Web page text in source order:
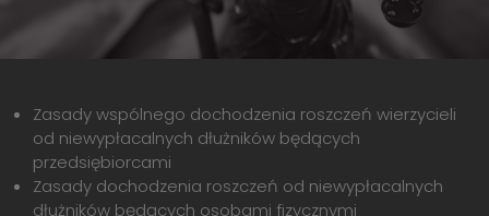
Zasady wspólnego dochodzenia roszczeń wierzycieli
od niewypłacalnych dłużników będących
przedsiębiorcami
Zasady dochodzenia roszczeń od niewypłacalnych
dłużników będących osobami fizycznymi